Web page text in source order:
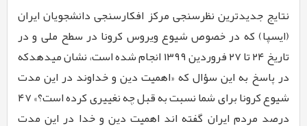
نتایج جدیدترین نظرسنجی مرکز افکارسنجی دانشجویان ایران
(ایسپا) که در خصوص شیوع ویروس کرونا در سطح ملی و در
تاریخ ۲۴ تا ۲۷ فروردین ۱۳۹۹ انجام شده است، نشان می­دهدکه
در پاسخ به این سؤال که «اهمیت دین و خداوند در این مدت
شیوع کرونا برای شما نسبت به قبل چه نغییری کرده است؟» ۴۷
درصد مردم ایران گفته اند اهمیت دین و خدا در این مدت